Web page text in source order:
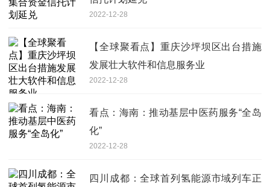
2022-12-28
【全球聚看点】重庆沙坪坝区出台措施
发展壮大软件和信息服务业
2022-12-28
看点：海南：推动基层中医药服务“全岛
化”
2022-12-28
四川成都：全球首列氢能源市域列车正